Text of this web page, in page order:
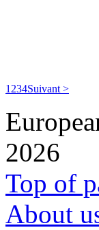
1 234Suivant >
2026
Top of
About